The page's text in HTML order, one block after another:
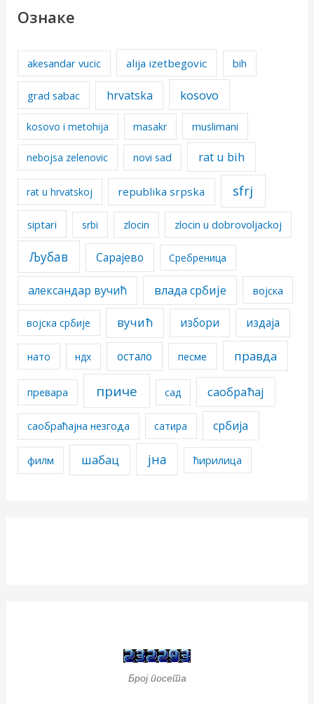
Ознаке
akesandar vucic alija izetbegovic bih
grad sabac hrvatska kosovo
kosovo i metohija masakr muslimani
nebojsa zelenovic novi sad rat u bih
rat u hrvatskoj republika srpska sfrj
siptari srbi zlocin zlocin u dobrovoljackoj
Љубав Сарајево Сребреница
александар вучић влада србије војска
војска србије вучић избори издаја
нато ндх остало песме правда
превара приче сад саобраћај
саобраћајна незгода сатира србија
филм шабац јна ћирилица
Број посета